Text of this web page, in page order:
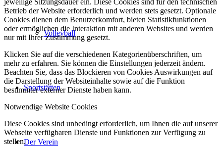
Volleyball
Sportstätten
Der Verein
jeweilige Sitzungsdauer ein. Diese Cookies sind für den technischen
Betrieb der Website erforderlich und werden stets gesetzt. Optionale
Cookies dienen dem Benutzerkomfort, bieten Statistikfunktionen
oder ermöglichen die Interaktion mit anderen Websites und werden
nur mit Ihrer Zustimmung gesetzt.
Klicken Sie auf die verschiedenen Kategorienüberschriften, um
mehr zu erfahren. Sie können die Einstellungen jederzeit ändern.
Beachten Sie, dass das Blockieren von Cookies Auswirkungen auf
die Darstellung der Websiteinhalte sowie auf die Funktion
bestimmter externer Dienste haben kann.
Notwendige Website Cookies
Diese Cookies sind unbedingt erforderlich, um Ihnen die auf unserer
Webseite verfügbaren Dienste und Funktionen zur Verfügung zu
stellen.